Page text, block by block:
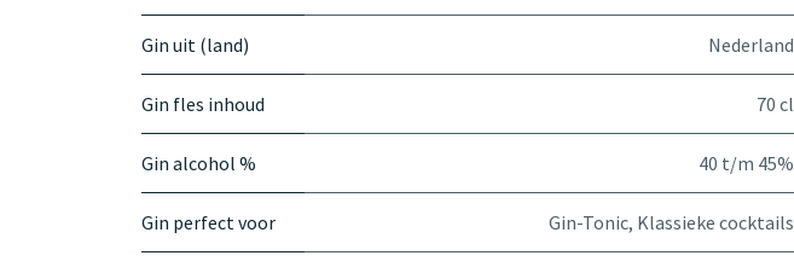
Gin uit (land) Nederland
Gin fles inhoud 70 cl
Gin alcohol % 40 t/m 45%
Gin perfect voor Gin-Tonic, Klassieke cocktails